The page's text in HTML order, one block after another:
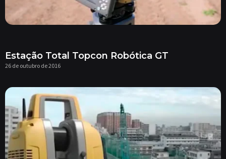
Estação Total Topcon Robótica GT
26 de outubro de 2016